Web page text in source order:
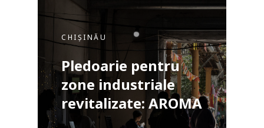
CHIȘINĂU
Pledoarie pentru
zone industriale
revitalizate: AROMA